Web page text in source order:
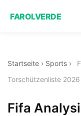
FAROLVERDE
Startseite › Sports ›
Torschützenliste
Fifa